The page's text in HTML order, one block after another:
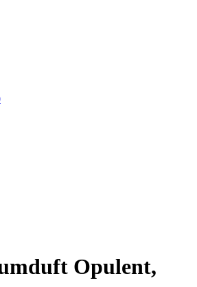
Opulent,